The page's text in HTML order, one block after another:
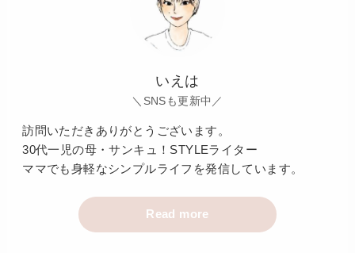
いえは
＼SNSも更新中／
訪問いただきありがとうございます。
30代一児の母・サンキュ！STYLEライター
ママでも身軽なシンプルライフを発信しています。
Read more